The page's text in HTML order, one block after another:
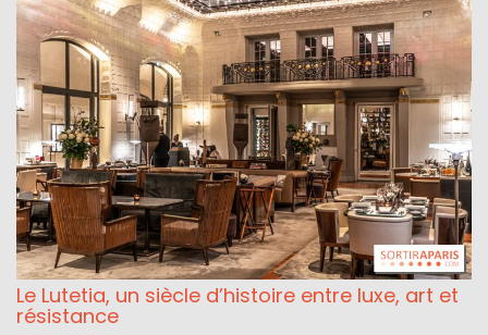
Le Lutetia, un siècle d’histoire entre luxe, art et
résistance